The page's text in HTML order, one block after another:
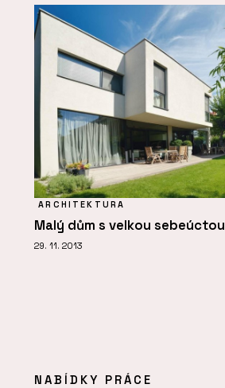
ARCHITEKTURA
Malý dům s velkou sebeúctou
29. 11. 2013
NABÍDKY PRÁCE